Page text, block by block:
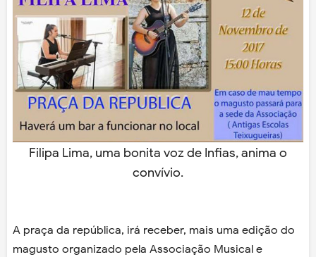
Filipa Lima, uma bonita voz de Infias, anima o
convívio.
A praça da república, irá receber, mais uma edição do
magusto organizado pela Associação Musical e